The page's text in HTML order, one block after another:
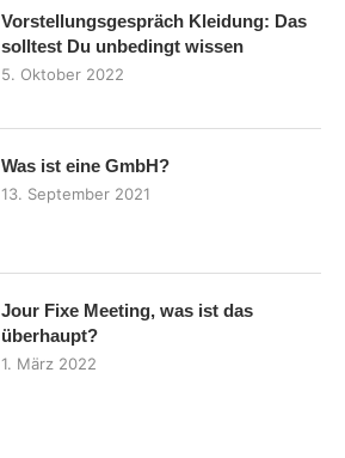
Vorstellungsgespräch Kleidung: Das
solltest Du unbedingt wissen
5. Oktober 2022
Was ist eine GmbH?
13. September 2021
Jour Fixe Meeting, was ist das
überhaupt?
1. März 2022